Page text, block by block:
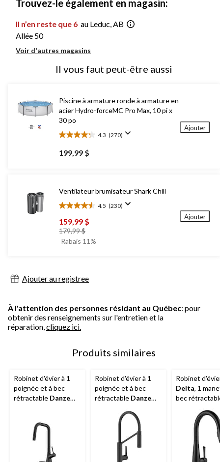
Trouvez-le également en magasin:
Il n’en reste que 6 au Leduc, AB
Allée 50
Voir d'autres magasins
Il vous faut peut-être aussi
Piscine à armature ronde à armature en
acier Hydro-forceMC Pro Max, 10 pi x
30 po
4.3 (270)
4.3
étoile(s)
sur
199,99 $
Ajouter
Ventilateur brumisateur Shark Chill
4.5 (230)
4.5
étoile(s)
sur
5.
159,99 $
179,99 $prix
était
Rabais 11%
Ajouter
Ajouter au registree
À l'attention des personnes résidant au Québec: pour
obtenir des renseignements sur l'entretien et la
réparation,cliquez ici.
Produits similaires
Robinet d'évier à 1
poignée et à bec
rétractable Danze
Robinet d'évier à 1
poignée et à bec
rétractable Danze
Robinet
Delta, 1
bec